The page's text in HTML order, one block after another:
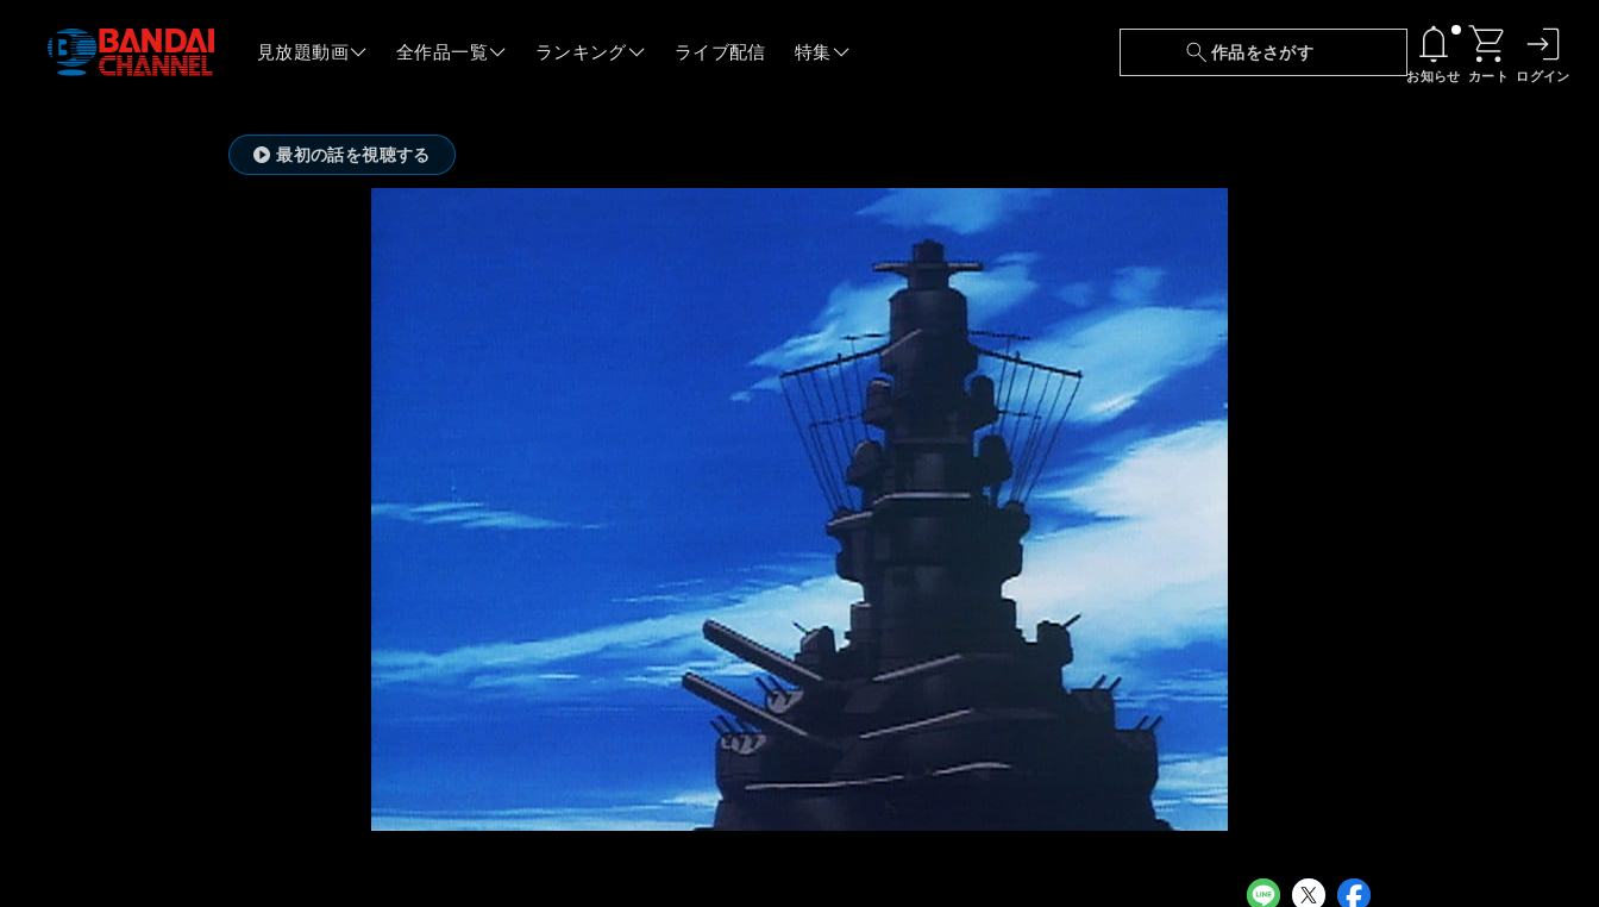
見放題動画 全作品一覧 ランキング ライブ配信 特集 作品をさがす
お知らせ
06/03
『最強の王様、二度目の人生は何をする？』第
05/21 【障害】映像再生における不具合に関しまして
05/14
【日本語字幕】【セリフ検索】新規追加のお知
らせ
04/28
【障害】Android TVにおける不具合に関しまし
て
カート ログイン
最初の話を視聴する